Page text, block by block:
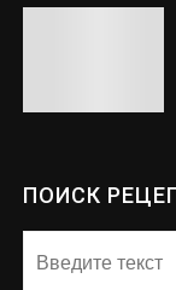
ПОИСК